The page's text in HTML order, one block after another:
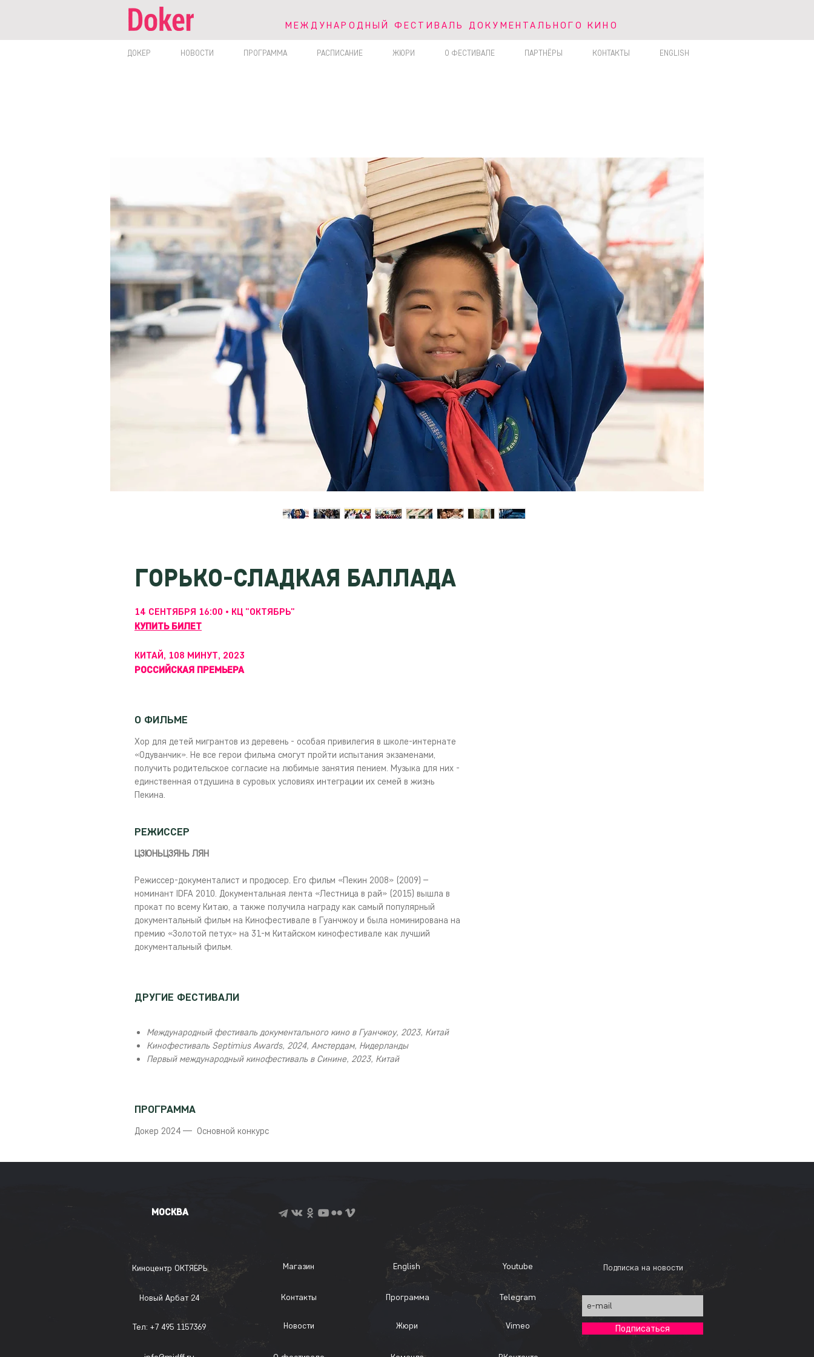
ДОКЕР НОВОСТИ ПРОГРАММА РАСПИСАНИЕ ЖЮРИ О ФЕСТИВАЛЕ ПАРТНЁРЫ КОНТАКТЫ ENGLISH
V МЕЖДУНАРОДНЫЙ ФЕСТИВАЛЬ ДОКУМЕНТАЛЬНОГО КИНО
МЕЖДУНАРОДНЫЙ ФЕСТИВАЛЬ ДОКУМЕНТАЛЬНОГО КИНО
ГОРЬКО-СЛАДКАЯ БАЛЛАДА
14 СЕНТЯБРЯ 16:00 • КЦ "ОКТЯБРЬ"
КУПИТЬ БИЛЕТ
КИТАЙ, 108 МИНУТ, 2023
РОССИЙСКАЯ ПРЕМЬЕРА
О ФИЛЬМЕ
Хор для детей мигрантов из деревень - особая привилегия в школе-интернате
«Одуванчик». Не все герои фильма смогут пройти испытания экзаменами,
получить родительское согласие на любимые занятия пением. Музыка для них -
единственная отдушина в суровых условиях интеграции их семей в жизнь
Пекина.
РЕЖИССЕР
ЦЗЮНЬЦЗЯНЬ ЛЯН
Режиссер-документалист и продюсер. Его фильм «Пекин 2008» (2009) –
номинант IDFA 2010. Документальная лента «Лестница в рай» (2015) вышла в
прокат по всему Китаю, а также получила награду как самый популярный
документальный фильм на Кинофестивале в Гуанчжоу и была номинирована на
премию «Золотой петух» на 31-м Китайском кинофестивале как лучший
документальный фильм.
ДРУГИЕ ФЕСТИВАЛИ
Международный фестиваль документального кино в Гуанчжоу, 2023, Китай
Кинофестиваль Septimius Awards, 2024, Амстердам, Нидерланды
Первый международный кинофестиваль в Синине, 2023, Китай
ПРОГРАММА
Докер 2024 — Основной конкурс
МОСКВА
Киноцентр ОКТЯБРЬ
Новый Арбат 24
Тел: +7 495 1157369
Магазин English
Контакты
Новости
Программа
Жюри
Youtube
Telegram
Vimeo
Подписка на новости
Подписаться